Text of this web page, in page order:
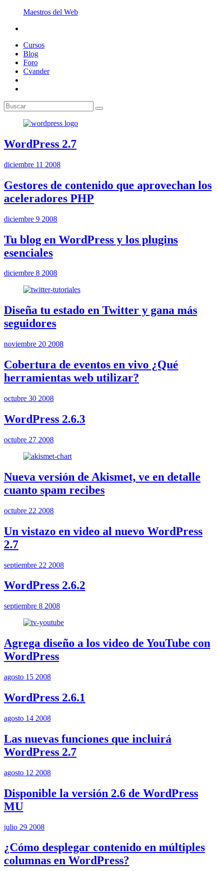
Maestros del Web
Cursos
Blog
Foro
Cvander
WordPress 2.7
diciembre 11 2008
Gestores de contenido que aprovechan los
aceleradores PHP
diciembre 9 2008
Tu blog en WordPress y los plugins
esenciales
diciembre 8 2008
Diseña tu estado en Twitter y gana más
seguidores
noviembre 20 2008
Cobertura de eventos en vivo ¿Qué
herramientas web utilizar?
octubre 30 2008
WordPress 2.6.3
octubre 27 2008
Nueva versión de Akismet, ve en detalle
cuanto spam recibes
octubre 22 2008
Un vistazo en video al nuevo WordPress
2.7
septiembre 22 2008
WordPress 2.6.2
septiembre 8 2008
Agrega diseño a los video de YouTube con
WordPress
agosto 15 2008
WordPress 2.6.1
agosto 14 2008
Las nuevas funciones que incluirá
WordPress 2.7
agosto 12 2008
Disponible la versión 2.6 de WordPress
MU
julio 29 2008
¿Cómo desplegar contenido en múltiples
columnas en WordPress?